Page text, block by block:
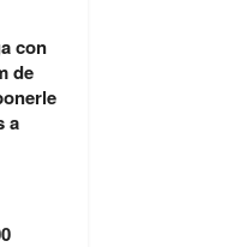
con
de
a